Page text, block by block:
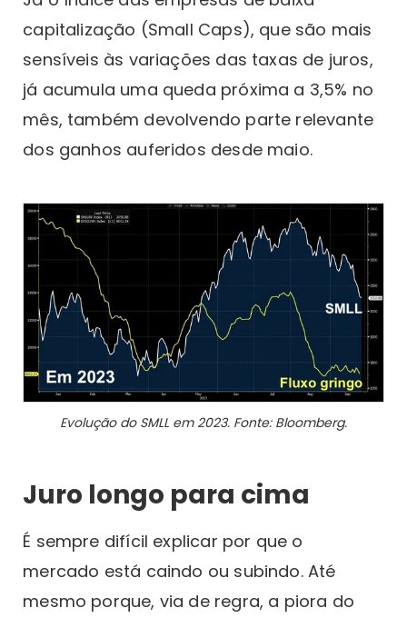
capitalização (Small Caps), que são mais
sensíveis às variações das taxas de juros,
já acumula uma queda próxima a 3,5% no
mês, também devolvendo parte relevante
dos ganhos auferidos desde maio.
Evolução do SMLL em 2023. Fonte: Bloomberg.
Juro longo para cima
É sempre difícil explicar por que o
mercado está caindo ou subindo. Até
mesmo porque, via de regra, a piora do